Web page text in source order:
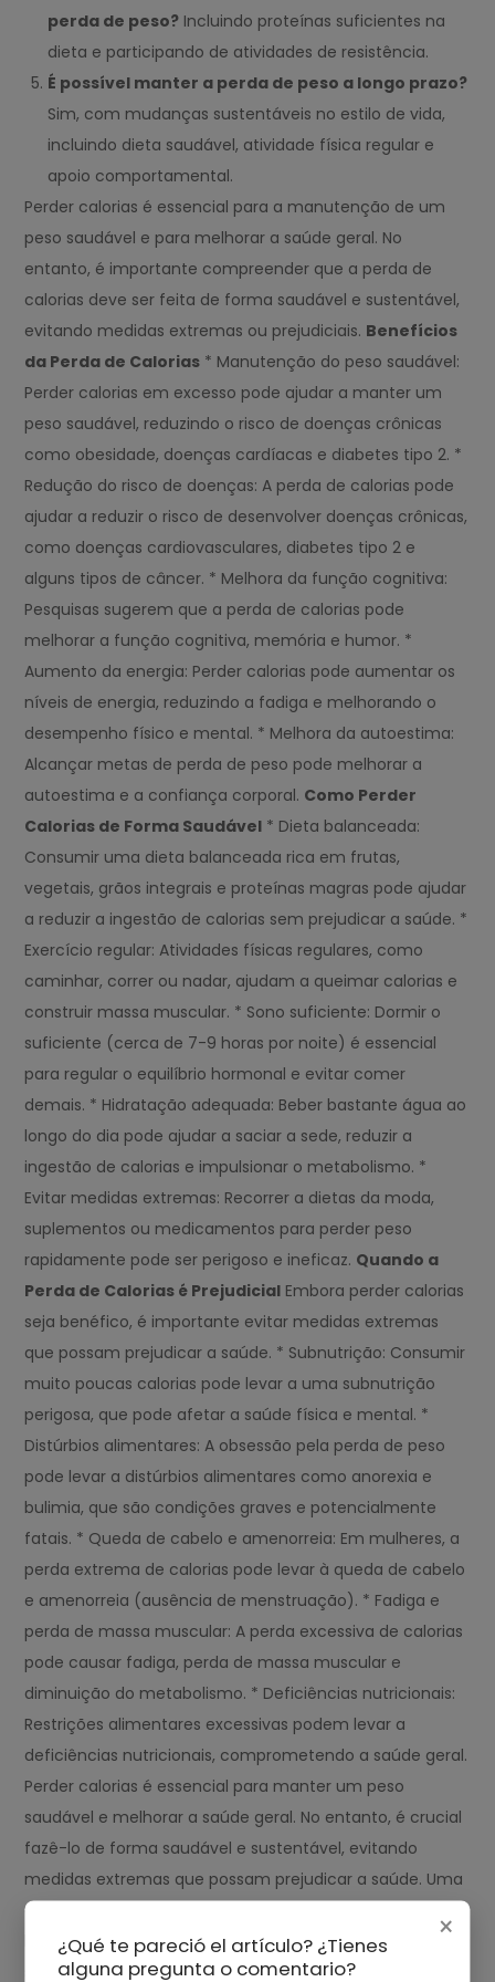
perda de peso? Incluindo proteínas suficientes na
dieta e participando de atividades de resistência.
É possível manter a perda de peso a longo prazo?
Sim, com mudanças sustentáveis no estilo de vida,
incluindo dieta saudável, atividade física regular e
apoio comportamental.
Perder calorias é essencial para a manutenção de um
peso saudável e para melhorar a saúde geral. No
entanto, é importante compreender que a perda de
calorias deve ser feita de forma saudável e sustentável,
evitando medidas extremas ou prejudiciais. Benefícios
da Perda de Calorias * Manutenção do peso saudável:
Perder calorias em excesso pode ajudar a manter um
peso saudável, reduzindo o risco de doenças crônicas
como obesidade, doenças cardíacas e diabetes tipo 2. *
Redução do risco de doenças: A perda de calorias pode
ajudar a reduzir o risco de desenvolver doenças crônicas,
como doenças cardiovasculares, diabetes tipo 2 e
alguns tipos de câncer. * Melhora da função cognitiva:
Pesquisas sugerem que a perda de calorias pode
melhorar a função cognitiva, memória e humor. *
Aumento da energia: Perder calorias pode aumentar os
níveis de energia, reduzindo a fadiga e melhorando o
desempenho físico e mental. * Melhora da autoestima:
Alcançar metas de perda de peso pode melhorar a
autoestima e a confiança corporal. Como Perder
Calorias de Forma Saudável * Dieta balanceada:
Consumir uma dieta balanceada rica em frutas,
vegetais, grãos integrais e proteínas magras pode ajudar
a reduzir a ingestão de calorias sem prejudicar a saúde. *
Exercício regular: Atividades físicas regulares, como
caminhar, correr ou nadar, ajudam a queimar calorias e
construir massa muscular. * Sono suficiente: Dormir o
suficiente (cerca de 7-9 horas por noite) é essencial
para regular o equilíbrio hormonal e evitar comer
demais. * Hidratação adequada: Beber bastante água ao
longo do dia pode ajudar a saciar a sede, reduzir a
ingestão de calorias e impulsionar o metabolismo. *
Evitar medidas extremas: Recorrer a dietas da moda,
suplementos ou medicamentos para perder peso
rapidamente pode ser perigoso e ineficaz. Quando a
Perda de Calorias é Prejudicial Embora perder calorias
seja benéfico, é importante evitar medidas extremas
que possam prejudicar a saúde. * Subnutrição: Consumir
muito poucas calorias pode levar a uma subnutrição
perigosa, que pode afetar a saúde física e mental. *
Distúrbios alimentares: A obsessão pela perda de peso
pode levar a distúrbios alimentares como anorexia e
bulimia, que são condições graves e potencialmente
fatais. * Queda de cabelo e amenorreia: Em mulheres, a
perda extrema de calorias pode levar à queda de cabelo
e amenorreia (ausência de menstruação). * Fadiga e
perda de massa muscular: A perda excessiva de calorias
pode causar fadiga, perda de massa muscular e
diminuição do metabolismo. * Deficiências nutricionais:
Restrições alimentares excessivas podem levar a
deficiências nutricionais, comprometendo a saúde geral.
Perder calorias é essencial para manter um peso
saudável e melhorar a saúde geral. No entanto, é crucial
fazê-lo de forma saudável e sustentável, evitando
medidas extremas que possam prejudicar a saúde. Uma
abordagem equilibrada que inclua uma dieta
balanceada, exercícios regulares e um estilo de vida
saudável é a melhor maneira de perder calorias e colher
×
¿Qué te pareció el artículo? ¿Tienes
alguna pregunta o comentario?